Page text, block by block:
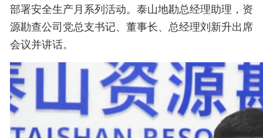
部署安全生产月系列活动。泰山地勘总经理助理，资
源勘查公司党总支书记、董事长、总经理刘新升出席
会议并讲话。